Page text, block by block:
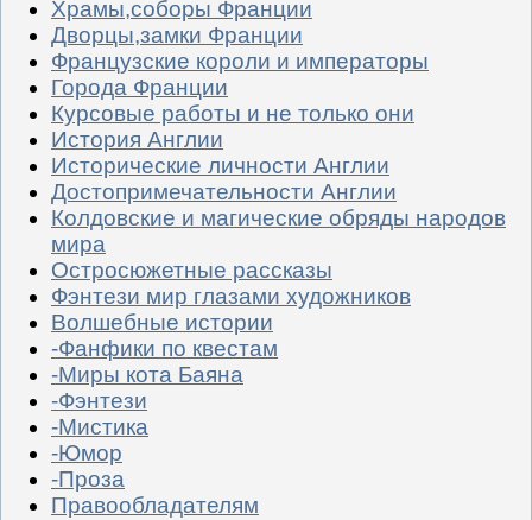
Храмы,соборы Франции
Дворцы,замки Франции
Французские короли и императоры
Города Франции
Курсовые работы и не только они
История Англии
Исторические личности Англии
Достопримечательности Англии
Колдовские и магические обряды народов
мира
Остросюжетные рассказы
Фэнтези мир глазами художников
Волшебные истории
-Фанфики по квестам
-Миры кота Баяна
-Фэнтези
-Мистика
-Юмор
-Проза
Правообладателям